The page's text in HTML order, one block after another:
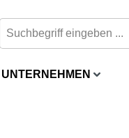
UNTERNEHMEN